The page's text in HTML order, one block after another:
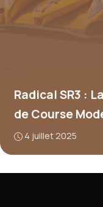
Radical SR3 :
de Course
4 juillet 2025